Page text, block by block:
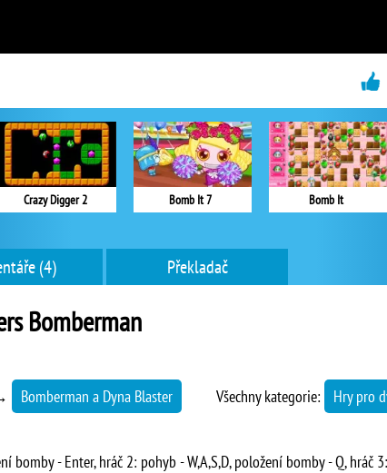
Crazy Digger 2 Bomb It 7 Bomb It
(4) Překladač
Bomberman
Bomberman a Dyna Blaster Všechny kategorie: Hry pro
bomby - Enter, hráč 2: pohyb - W,A,S,D, položení bomby - Q, hráč